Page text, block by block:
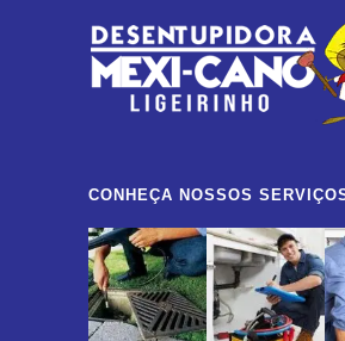
CONHEÇA NOSSOS